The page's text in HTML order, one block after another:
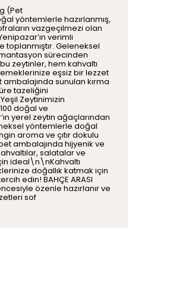
(Pet
yöntemlerle hazırlanmış,
vazgeçilmezi olan
verimli
Geleneksel
sürecinden
zeytinler, hem kahvaltı
eşsiz bir lezzet
ambalajında sunulan kırma
tazeliğini
Zeytinimizin
doğal ve
yerel zeytin ağaçlarından
yöntemlerle doğal
aroma ve çıtır dokulu
ambalajında hijyenik ve
salatalar ve
ideal\n\nKahvaltı
doğallık katmak için
edin! BAHÇE ARASI
özenle hazırlanır ve
sof